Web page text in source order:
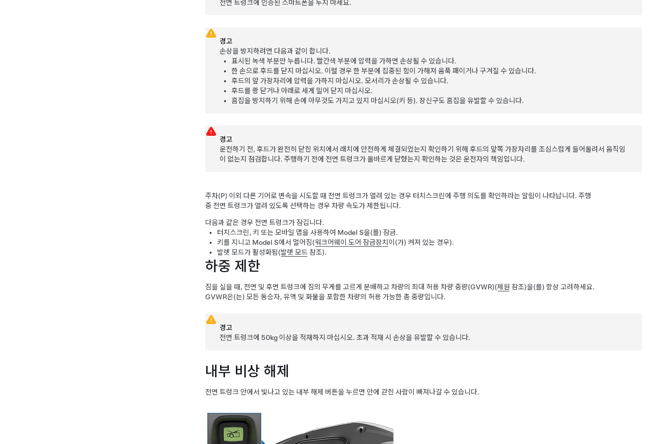
전면 트렁크에 인증된 스마트폰을 두지 마세요.
경고
손상을 방지하려면 다음과 같이 합니다.
표시된 녹색 부분만 누릅니다. 빨간색 부분에 압력을 가하면 손상될 수 있습니다.
한 손으로 후드를 닫지 마십시오. 이럴 경우 한 부분에 집중된 힘이 가해져 움푹 패이거나 구겨질 수 있습니다.
후드의 앞 가장자리에 압력을 가하지 마십시오. 모서리가 손상될 수 있습니다.
후드를 쾅 닫거나 아래로 세게 밀어 닫지 마십시오.
흠집을 방지하기 위해 손에 아무것도 가지고 있지 마십시오(키 등). 장신구도 흠집을 유발할 수 있습니다.
경고
운전하기 전, 후드가 완전히 닫힌 위치에서 래치에 안전하게 체결되었는지 확인하기 위해 후드의 앞쪽 가장자리를 조심스럽게 들어올려서 움직임
이 없는지 점검합니다. 주행하기 전에 전면 트렁크가 올바르게 닫혔는지 확인하는 것은 운전자의 책임입니다.
주차(P) 이외 다른 기어로 변속을 시도할 때 전면 트렁크가 열려 있는 경우 터치스크린에 주행 의도를 확인하라는 알림이 나타납니다. 주행
중 전면 트렁크가 열려 있도록 선택하는 경우 차량 속도가 제한됩니다.
다음과 같은 경우 전면 트렁크가 잠깁니다.
터치스크린, 키 또는 모바일 앱을 사용하여 Model S을(를) 잠금.
키를 지니고 Model S에서 멀어짐(워크어웨이 도어 잠금장치 이(가) 켜져 있는 경우).
발렛 모드가 활성화됨(발렛 모드 참조).
하중 제한
짐을 실을 때, 전면 및 후면 트렁크에 짐의 무게를 고르게 분배하고 차량의 최대 허용 차량 중량(GVWR)(제원 참조)을(를) 항상 고려하세요.
GVWR은(는) 모든 동승자, 유액 및 화물을 포함한 차량의 허용 가능한 총 중량입니다.
경고
전면 트렁크에 50kg 이상을 적재하지 마십시오. 초과 적재 시 손상을 유발할 수 있습니다.
내부 비상 해제
전면 트렁크 안에서 빛나고 있는 내부 해제 버튼을 누르면 안에 갇힌 사람이 빠져나갈 수 있습니다.